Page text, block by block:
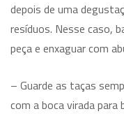
depois de uma
resíduos. Nesse caso,
peça e enxaguar com
– Guarde as taças
com a boca virada para